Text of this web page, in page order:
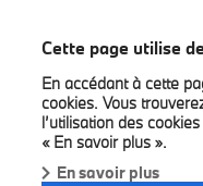
Cette page utilise
En accédant à cette
cookies. Vous
l’utilisation des
« En savoir plus ».
En savoir plus